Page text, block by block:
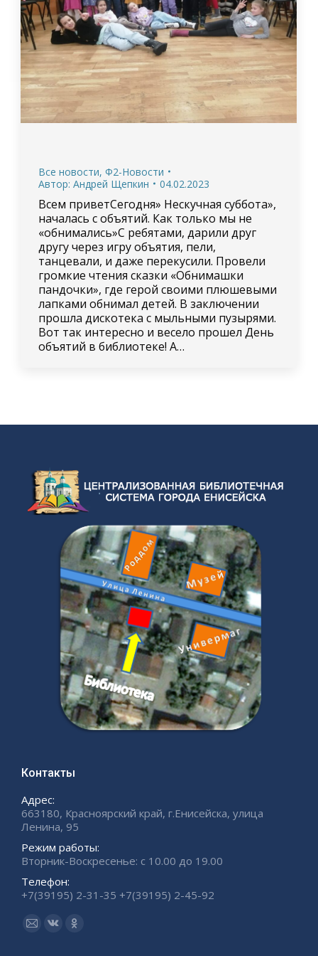
Все новости, Ф2-Новости
Автор: Андрей Щепкин 04.02.2023
Всем приветСегодня» Нескучная суббота»,
началась с объятий. Как только мы не
«обнимались»С ребятами, дарили друг
другу через игру объятия, пели,
танцевали, и даже перекусили. Провели
громкие чтения сказки «Обнимашки
пандочки», где герой своими плюшевыми
лапками обнимал детей. В заключении
прошла дискотека с мыльными пузырями.
Вот так интересно и весело прошел День
объятий в библиотеке! А…
Контакты
Адрес:
663180, Красноярский край, г.Енисейска, улица
Ленина, 95
Режим работы:
Вторник-Воскресенье: с 10.00 до 19.00
Телефон:
+7(39195) 2-31-35 +7(39195) 2-45-92
Ищите нас:
СтраницаСтраница
Страница